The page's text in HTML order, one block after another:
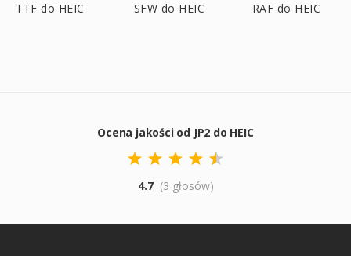
TTF do HEIC SFW do HEIC RAF do HEIC
Ocena jakości od JP2 do HEIC
4.7 (3 głosów)